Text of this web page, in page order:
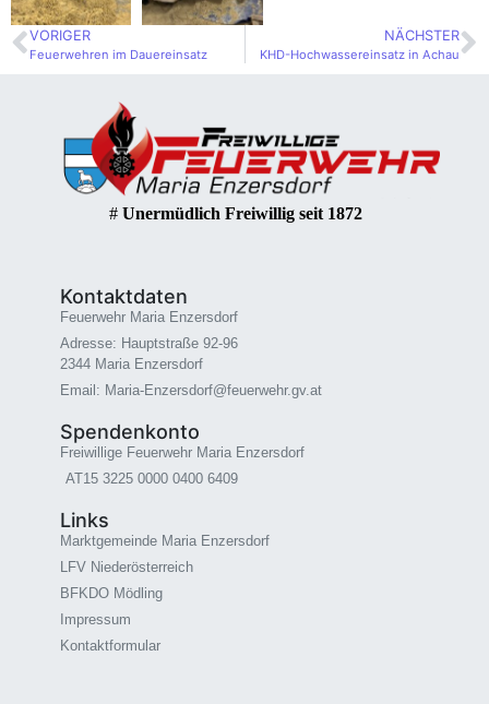
VORIGER
Feuerwehren im Dauereinsatz
NÄCHSTER
KHD-Hochwassereinsatz in Achau
# Unermüdlich Freiwillig seit 1872
Kontaktdaten
Feuerwehr Maria Enzersdorf
Adresse: Hauptstraße 92-96
2344 Maria Enzersdorf
Email: Maria-Enzersdorf@feuerwehr.gv.at
Spendenkonto
Freiwillige Feuerwehr Maria Enzersdorf
AT15 3225 0000 0400 6409
Links
Marktgemeinde Maria Enzersdorf
LFV Niederösterreich
BFKDO Mödling
Impressum
Kontaktformular